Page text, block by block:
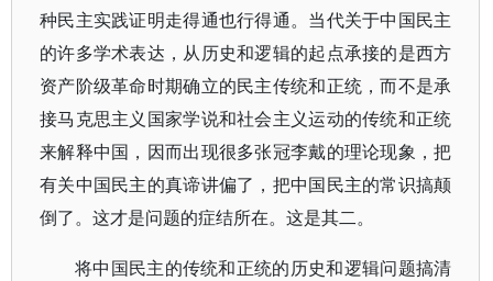
种民主实践证明走得通也行得通。当代关于中国民主
的许多学术表达，从历史和逻辑的起点承接的是西方
资产阶级革命时期确立的民主传统和正统，而不是承
接马克思主义国家学说和社会主义运动的传统和正统
来解释中国，因而出现很多张冠李戴的理论现象，把
有关中国民主的真谛讲偏了，把中国民主的常识搞颠
倒了。这才是问题的症结所在。这是其二。
将中国民主的传统和正统的历史和逻辑问题搞清